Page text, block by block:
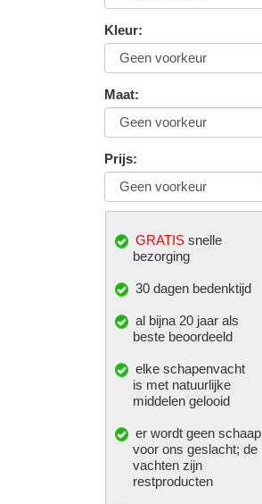
Kleur:
Maat:
Prijs:
GRATIS snelle
bezorging
30 dagen bedenktijd
al bijna 20 jaar als
beste beoordeeld
elke schapenvacht
is met natuurlijke
middelen gelooid
er wordt geen schaap
voor ons geslacht; de
vachten zijn
restproducten